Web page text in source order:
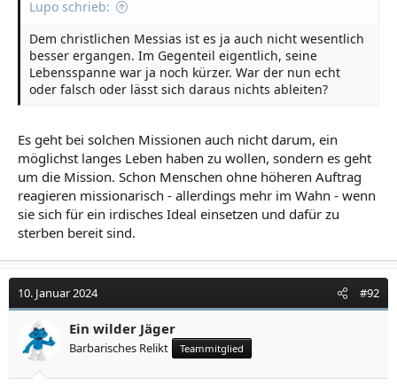
Lupo schrieb:
Dem christlichen Messias ist es ja auch nicht wesentlich
besser ergangen. Im Gegenteil eigentlich, seine
Lebensspanne war ja noch kürzer. War der nun echt
oder falsch oder lässt sich daraus nichts ableiten?
Es geht bei solchen Missionen auch nicht darum, ein
möglichst langes Leben haben zu wollen, sondern es geht
um die Mission. Schon Menschen ohne höheren Auftrag
reagieren missionarisch - allerdings mehr im Wahn - wenn
sie sich für ein irdisches Ideal einsetzen und dafür zu
sterben bereit sind.
10. Januar 2024 #92
Ein wilder Jäger
Barbarisches Relikt Teammitglied